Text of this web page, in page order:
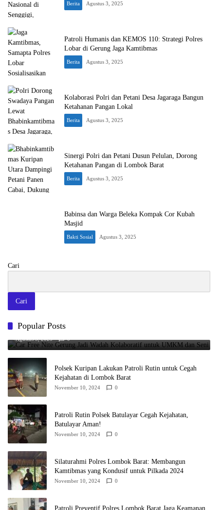
Berita Agustus 3, 2025
Patroli Humanis dan KEMOS 110: Strategi Polres
Lobar di Gerung Jaga Kamtibmas
Berita Agustus 3, 2025
Kolaborasi Polri dan Petani Desa Jagaraga Bangun
Ketahanan Pangan Lokal
Berita Agustus 3, 2025
Sinergi Polri dan Petani Dusun Pelulan, Dorong
Ketahanan Pangan di Lombok Barat
Berita Agustus 3, 2025
Babinsa dan Warga Beleka Kompak Cor Kubah
Masjid
Bakti Sosial Agustus 3, 2025
Cari
Cari
Popular Posts
Seni
Agustus 3, 2025 0
Polsek Kuripan Lakukan Patroli Rutin untuk Cegah
Kejahatan di Lombok Barat
November 10, 2024 0
Patroli Rutin Polsek Batulayar Cegah Kejahatan,
Batulayar Aman!
November 10, 2024 0
Silaturahmi Polres Lombok Barat: Membangun
Kamtibmas yang Kondusif untuk Pilkada 2024
November 10, 2024 0
Patroli Preventif Polres Lombok Barat Jaga Keamanan